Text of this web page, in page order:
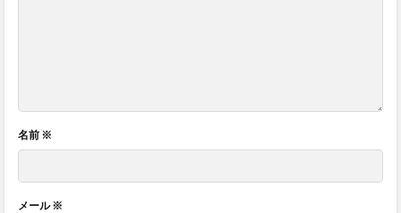
名前 ※
メール※